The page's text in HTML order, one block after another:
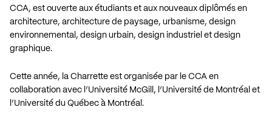
CCA, est ouverte aux étudiants et aux nouveaux diplômés en
architecture, architecture de paysage, urbanisme, design
environnemental, design urbain, design industriel et design
graphique.
Cette année, la Charrette est organisée par le CCA en
collaboration avec l’Université McGill, l’Université de Montréal et
l’Université du Québec à Montréal.